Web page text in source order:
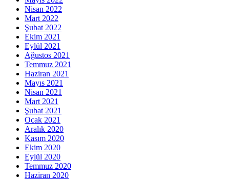
Nisan 2022
Mart 2022
Şubat 2022
Ekim 2021
Eylül 2021
Ağustos 2021
Temmuz 2021
Haziran 2021
Mayıs 2021
Nisan 2021
Mart 2021
Şubat 2021
Ocak 2021
Aralık 2020
Kasım 2020
Ekim 2020
Eylül 2020
Temmuz 2020
Haziran 2020